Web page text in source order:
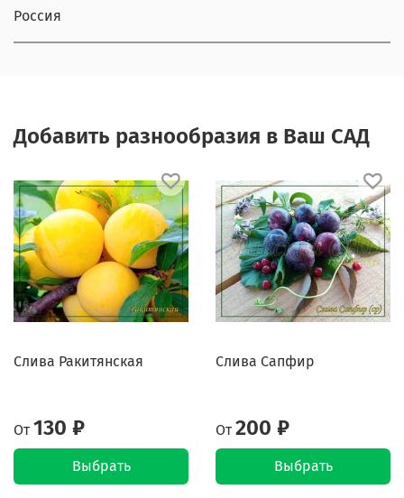
Россия
Добавить разнообразия в Ваш САД
Слива Ракитянская
От 130 ₽
Выбрать
Слива Сапфир
От 200 ₽
Выбрать